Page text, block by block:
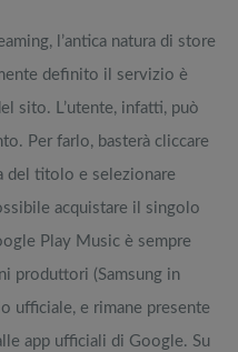
l’antica natura di store
definito il servizio è
sito. L’utente, infatti, può
Per farlo, basterà cliccare
del titolo e selezionare
acquistare il singolo
Play Music è sempre
produttori (Samsung in
ufficiale, e rimane presente
app ufficiali di Google. Su